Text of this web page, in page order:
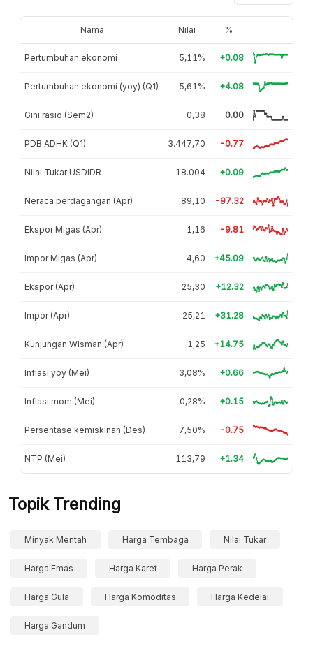
Nama Nilai %
Pertumbuhan ekonomi 5,11% +0.08
Pertumbuhan ekonomi (yoy) (Q1) 5,61% +4.08
Gini rasio (Sem2) 0,38 0.00
PDB ADHK (Q1) 3.447,70 -0.77
Nilai Tukar USDIDR 18.004 +0.09
Neraca perdagangan (Apr) 89,10 -97.32
Ekspor Migas (Apr) 1,16 -9.81
Impor Migas (Apr) 4,60 +45.09
Ekspor (Apr) 25,30 +12.32
Impor (Apr) 25,21 +31.28
Kunjungan Wisman (Apr) 1,25 +14.75
Inflasi yoy (Mei) 3,08% +0.66
Inflasi mom (Mei) 0,28% +0.15
Persentase kemiskinan (Des) 7,50% -0.75
NTP (Mei) 113,79 +1.34
Topik Trending
Minyak Mentah Harga Tembaga Nilai Tukar
Harga Emas Harga Karet Harga Perak
Harga Gula Harga Komoditas Harga Kedelai
Harga Gandum